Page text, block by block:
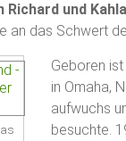
Richard und
an das Schwert
Geboren
in Omaha,
aufwuchs
besuchte.